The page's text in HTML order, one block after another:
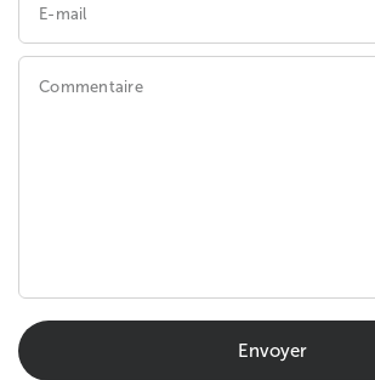
E-mail
Commentaire
Envoyer